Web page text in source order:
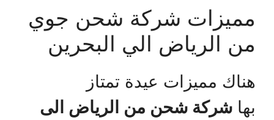
مميزات شركة شحن جوي
من الرياض الي البحرين
هناك مميزات عيدة تمتاز
بها شركة شحن من الرياض الى